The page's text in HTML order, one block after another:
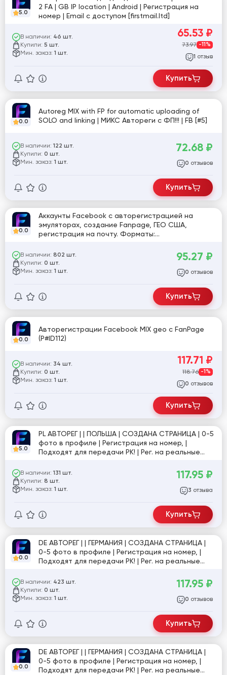
5.0
2 FA | GB IP location | Android | Регистрация на
номер | Email с доступом [firstmail.ltd]
В наличии: 46 шт.
Купили: 5 шт.
Мин. заказ: 1 шт.
65.53 ₽
73.97 -11%
1 отзыв
Купить
0.0
Autoreg MIX with FP for automatic uploading of
SOLO and linking | МИКС Автореги с ФП!!! | FB [#5]
В наличии: 122 шт.
Купили: 0 шт.
Мин. заказ: 1 шт.
72.68 ₽
0 отзывов
Купить
0.0
Аккаунты Facebook с авторегистрацией на
эмуляторах, создание Fanpage, ГЕО США,
регистрация на почту. Форматы:
В наличии: 802 шт.
Купили: 0 шт.
Мин. заказ: 1 шт.
95.27 ₽
0 отзывов
Купить
0.0
Авторегистрации Facebook MIX geo с FanPage
(P#ID112)
В наличии: 34 шт.
Купили: 0 шт.
Мин. заказ: 1 шт.
117.71 ₽
118.76 -1%
0 отзывов
Купить
5.0
PL АВТОРЕГ | | ПОЛЬША | СОЗДАНА СТРАНИЦА | 0-5
фото в профиле | Регистрация на номер, |
Подходят для передачи РК! | Рег. на реальные
привязана почта ферстмаил, номер
отвязывается без WhatsApp (работать через
куки), друзей 0-5, Useragent, JSON-куки. #Caes
В наличии: 131 шт.
Купили: 8 шт.
Мин. заказ: 1 шт.
117.95 ₽
3 отзыва
Купить
0.0
DE АВТОРЕГ | | ГЕРМАНИЯ | СОЗДАНА СТРАНИЦА |
0-5 фото в профиле | Регистрация на номер, |
Подходят для передачи РК! | Рег. на реальные
привязана почта ферстмаил, номер
отвязывается без WhatsApp (работать через
куки), друзей 0-5, Useragent, JSON-куки. #Caes
В наличии: 423 шт.
Купили: 0 шт.
Мин. заказ: 1 шт.
117.95 ₽
0 отзывов
Купить
0.0
DE АВТОРЕГ | | ГЕРМАНИЯ | СОЗДАНА СТРАНИЦА |
0-5 фото в профиле | Регистрация на номер, |
Подходят для передачи РК! | Рег. на реальные